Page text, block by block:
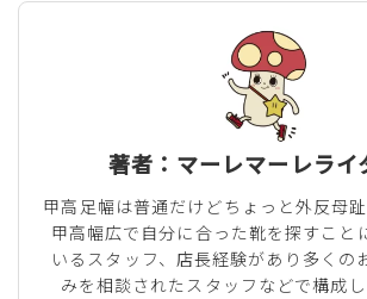
著者：マーレマーレライ
甲高足幅は普通だけどちょっと外反母
甲高幅広で自分に合った靴を探すこと
いるスタッフ、店長経験があり多くの
みを相談されたスタッフなどで構成し